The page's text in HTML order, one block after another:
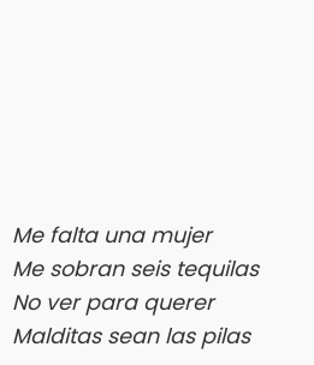
Me falta una mujer
Me sobran seis tequilas
No ver para querer
Malditas sean las pilas